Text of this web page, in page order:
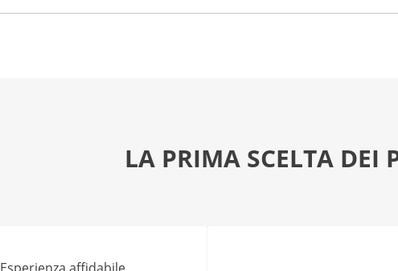
LA PRIMA SCELTA DEI